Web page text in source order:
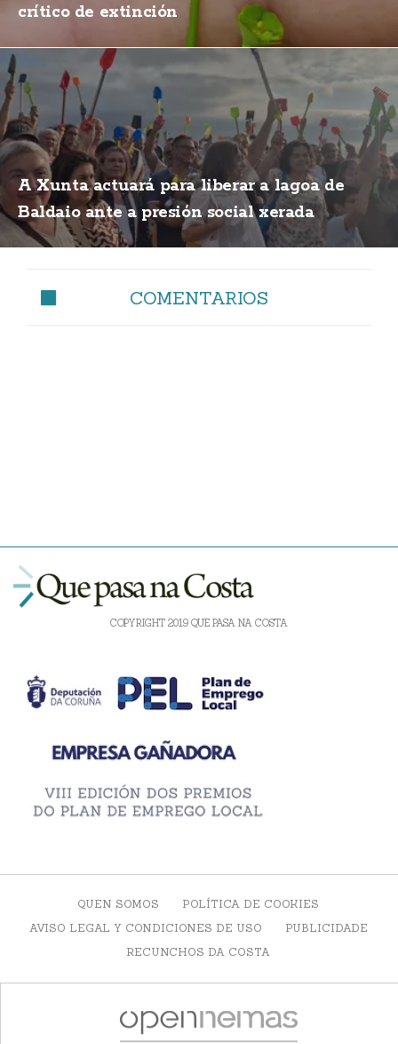
crítico de extinción
A Xunta actuará para liberar a lagoa de
Baldaio ante a presión social xerada
COMENTARIOS
COPYRIGHT 2019 QUE PASA NA COSTA
QUEN SOMOS
POLÍTICA DE COOKIES
AVISO LEGAL Y CONDICIONES DE USO
PUBLICIDADE
RECUNCHOS DA COSTA